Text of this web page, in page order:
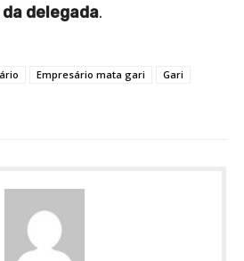
delegada.
Empresário mata gari
Gari